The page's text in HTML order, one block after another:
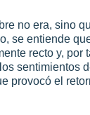
no era, sino
se entiende
recto y, por
sentimientos
provocó el